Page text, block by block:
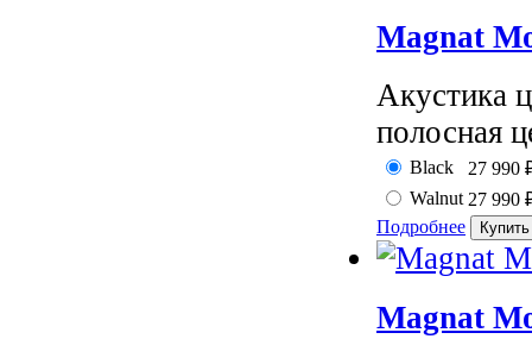
Magnat
Акустика
полосная
Black 27 990
Walnut 27 990
Подробнее
Magnat